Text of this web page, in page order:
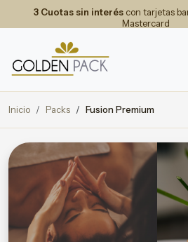
3 Cuotas sin interéscon tarjetas
Mastercard
Inicio Packs Fusion Premium